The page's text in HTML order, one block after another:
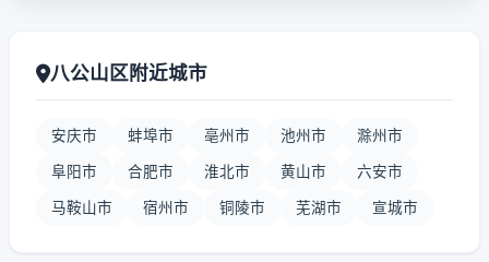
八公山区附近城市
安庆市 蚌埠市 亳州市 池州市 滁州市
阜阳市 合肥市 淮北市 黄山市 六安市
马鞍山市 宿州市 铜陵市 芜湖市 宣城市